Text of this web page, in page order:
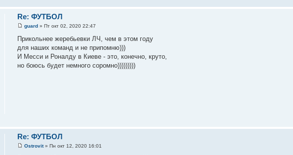
Re: ФУТБОЛ
guard » Пт окт 02, 2020 22:47
Прикольнее жеребьевки ЛЧ, чем в этом году
для наших команд и не припомню)))
И Месси и Роналду в Киеве - это, конечно, круто,
но боюсь будет немного соромно)))))))))
Re: ФУТБОЛ
Ostrovit» Пн окт 12, 2020 16:01